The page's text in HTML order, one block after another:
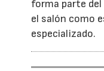
forma parte del
el salón como
especializado.